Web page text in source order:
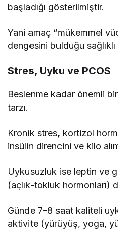
başladığı gösterilmiştir.
Yani amaç “mükemmel
dengesini bulduğu
Stres, Uyku ve PCOS
Beslenme kadar önemli
tarzı.
Kronik stres, kortizol
insülin direncini ve kilo
Uykusuzluk ise leptin ve
(açlık-tokluk hormonları)
Günde 7–8 saat kaliteli
aktivite (yürüyüş, yoga,